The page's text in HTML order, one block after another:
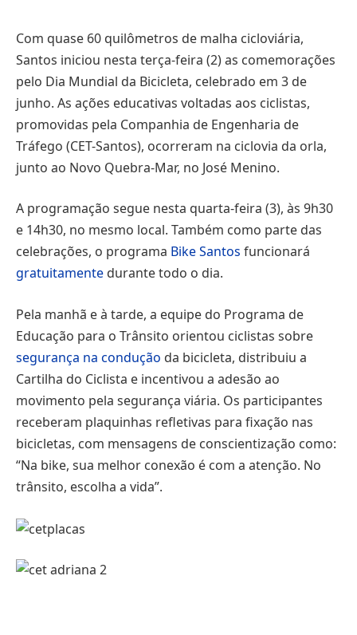
Com quase 60 quilômetros de malha cicloviária,
Santos iniciou nesta terça-feira (2) as comemorações
pelo Dia Mundial da Bicicleta, celebrado em 3 de
junho. As ações educativas voltadas aos ciclistas,
promovidas pela Companhia de Engenharia de
Tráfego (CET-Santos), ocorreram na ciclovia da orla,
junto ao Novo Quebra-Mar, no José Menino.
A programação segue nesta quarta-feira (3), às 9h30
e 14h30, no mesmo local. Também como parte das
celebrações, o programa Bike Santos funcionará
gratuitamente durante todo o dia.
Pela manhã e à tarde, a equipe do Programa de
Educação para o Trânsito orientou ciclistas sobre
segurança na condução da bicicleta, distribuiu a
Cartilha do Ciclista e incentivou a adesão ao
movimento pela segurança viária. Os participantes
receberam plaquinhas refletivas para fixação nas
bicicletas, com mensagens de conscientização como:
“Na bike, sua melhor conexão é com a atenção. No
trânsito, escolha a vida”.